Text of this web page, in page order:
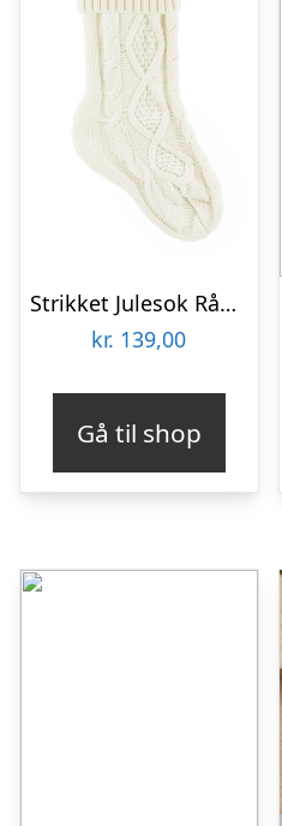
Strikket Julesok Råhvid
kr. 139,00
Gå til shop